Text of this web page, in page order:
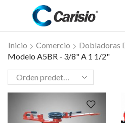
Inicio Comercio Dobladoras
Modelo A5BR - 3/8" A 1 1/2"